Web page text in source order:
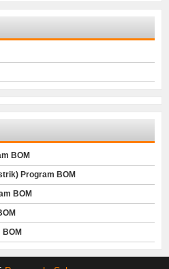
BOM
Program BOM
BOM